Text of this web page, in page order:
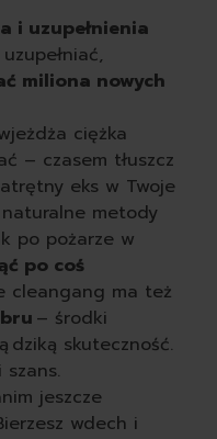
i uzupełnienia
miliona nowych
ciężka
– czasem tłuszcz
eks w Twoje
metody
po pożarze w
po coś
cleangang ma też
– środki
dziką skuteczność.
jeszcze
wdech i